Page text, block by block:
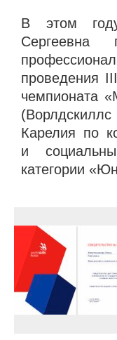
В этом
Сергеевна
проведения
чемпионата
Карелия по
и
категории